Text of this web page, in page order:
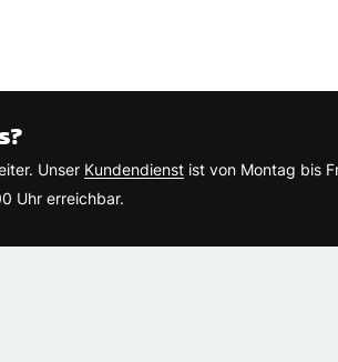
Unser Kundendienst ist von Montag bis
Uhr erreichbar.